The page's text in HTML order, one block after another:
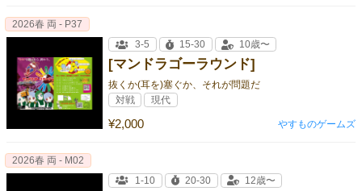
[マンドラゴーラウンド]
抜くか(耳を)塞ぐか、それが問題だ
¥2,000
2026春 両 - P37
3-5
15-30 10歳〜
対戦 現代
やすものゲームズ
2026春 両 - M02
1-10
20-30 12歳〜